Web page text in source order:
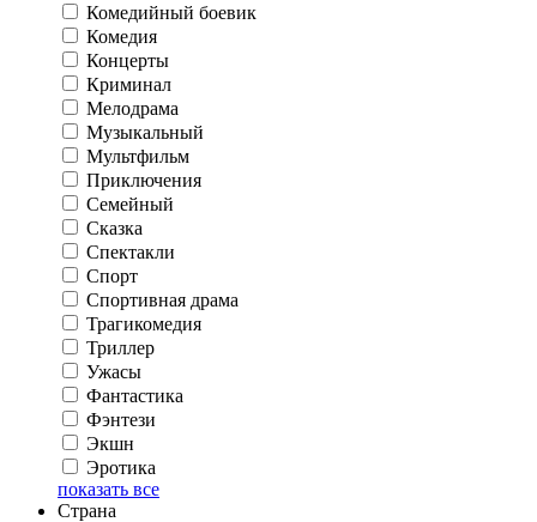
Комедийный боевик
Комедия
Концерты
Криминал
Мелодрама
Музыкальный
Мультфильм
Приключения
Семейный
Сказка
Спектакли
Спорт
Спортивная драма
Трагикомедия
Триллер
Ужасы
Фантастика
Фэнтези
Экшн
Эротика
показать все
Страна